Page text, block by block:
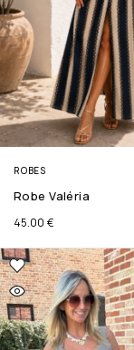
ROBES
Robe Valéria
45.00 €